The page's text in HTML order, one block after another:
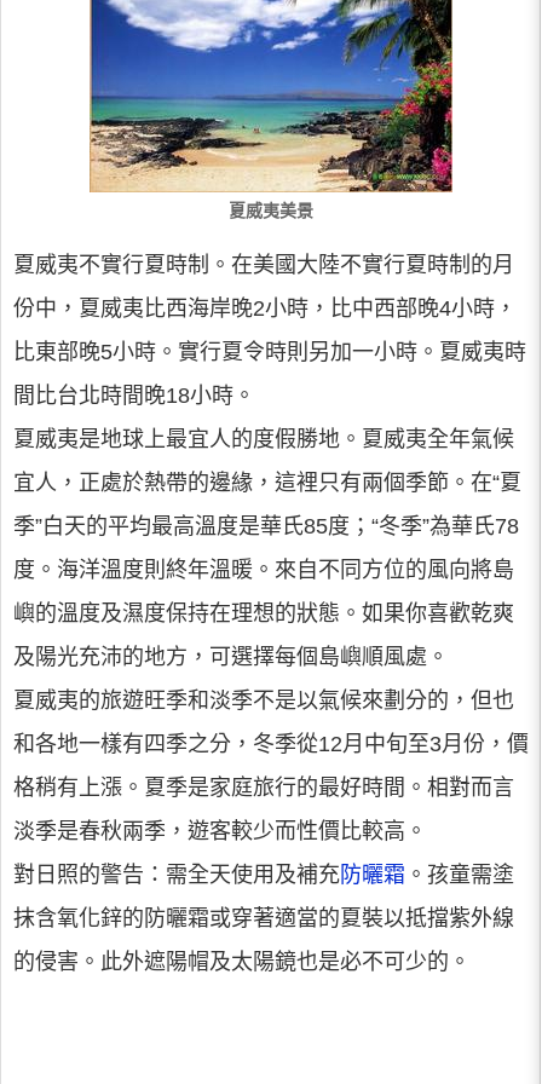
夏威夷美景
夏威夷不實行夏時制。在美國大陸不實行夏時制的月
份中，夏威夷比西海岸晚2小時，比中西部晚4小時，
比東部晚5小時。實行夏令時則另加一小時。夏威夷時
間比台北時間晚18小時。
夏威夷是地球上最宜人的度假勝地。夏威夷全年氣候
宜人，正處於熱帶的邊緣，這裡只有兩個季節。在“夏
季”白天的平均最高溫度是華氏85度；“冬季”為華氏78
度。海洋溫度則終年溫暖。來自不同方位的風向將島
嶼的溫度及濕度保持在理想的狀態。如果你喜歡乾爽
及陽光充沛的地方，可選擇每個島嶼順風處。
夏威夷的旅遊旺季和淡季不是以氣候來劃分的，但也
和各地一樣有四季之分，冬季從12月中旬至3月份，價
格稍有上漲。夏季是家庭旅行的最好時間。相對而言
淡季是春秋兩季，遊客較少而性價比較高。
對日照的警告：需全天使用及補充防曬霜 。孩童需塗
抹含氧化鋅的防曬霜或穿著適當的夏裝以抵擋紫外線
的侵害。此外遮陽帽及太陽鏡也是必不可少的。